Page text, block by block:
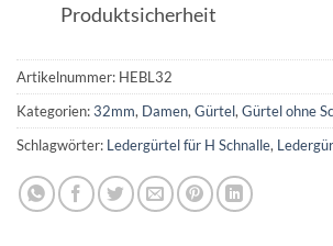
Produktsicherheit
Artikelnummer: HEBL32
Kategorien:32mm, Damen, Gürtel, Gürtel ohne
Schlagwörter: Ledergürtel für H Schnalle,